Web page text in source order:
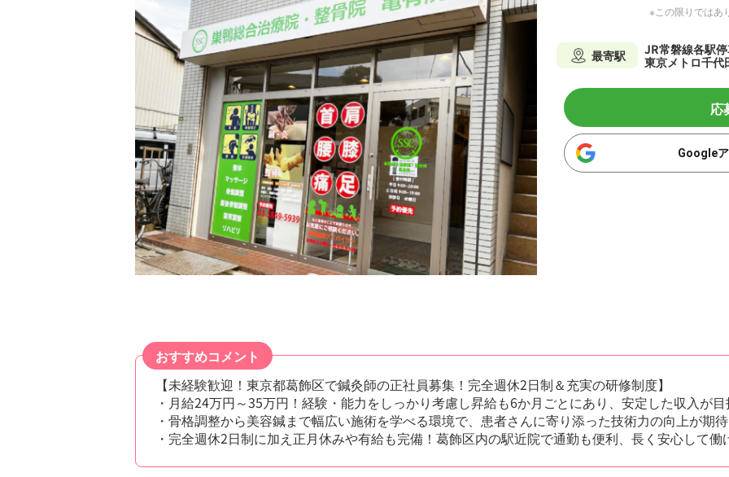
※この限りではあ
最寄駅
JR常磐線各駅
東京メトロ千代
応
Google
おすすめコメント
【未経験歓迎！東京都葛飾区で鍼灸師の正社員募集！完全週休2日制＆充実の研修制度】
・月給24万円～35万円！経験・能力をしっかり考慮し昇給も6か月ごとにあり、安定した収入が目
・骨格調整から美容鍼まで幅広い施術を学べる環境で、患者さんに寄り添った技術力の向上が期待
・完全週休2日制に加え正月休みや有給も完備！葛飾区内の駅近院で通勤も便利、長く安心して働